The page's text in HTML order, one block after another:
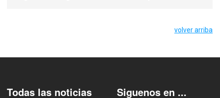
volver arriba
Todas las noticias Siguenos en ...